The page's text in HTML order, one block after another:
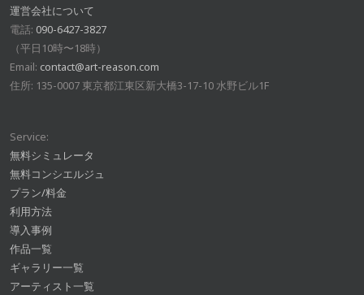
運営会社について
電話: 090-6427-3827
（平日10時〜18時）
Email: contact@art-reason.com
住所: 135-0007 東京都江東区新大橋3-17-10 水野ビル1F
Service:
無料シミュレータ
無料コンシエルジュ
プラン/料金
利用方法
導入事例
作品一覧
ギャラリー一覧
アーティスト一覧